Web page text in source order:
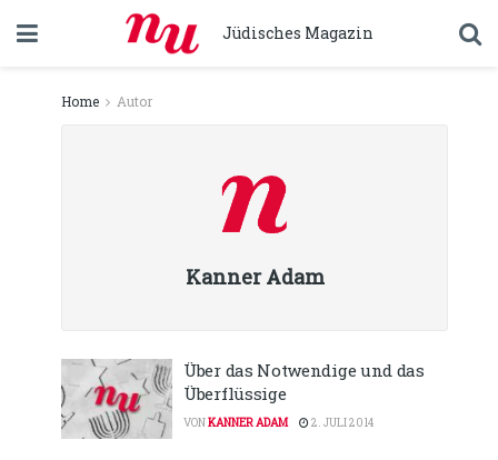
Jüdisches Magazin
Home Autor
Kanner Adam
Über das Notwendige und das
Überflüssige
VONKANNER ADAM 2. JULI 2014